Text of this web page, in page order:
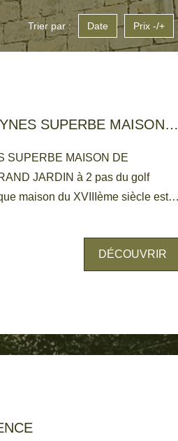
Trier par : Date Prix -/+
LE BOUSCAT/EYSYNES SUPERBE MAISON DE CARACTÈRE AVEC GRAND JARDIN
SUPERBE MAISON DE
maison du XVIIIème siècle est
séparée, 2 belles chambres
bain et un grand bureau. A
salle de bain. Les volumes, le
D à 5 mn. Possibilité de
sur l'avant de la parcelle. A VOIR
DÉCOUVRIR